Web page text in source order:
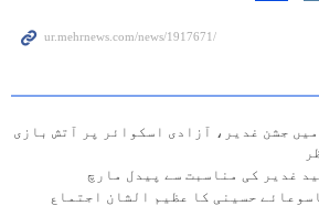
جشن غدیر، آزادی اسکوائر پر آتش بازی
غدیر کی مناسبت سے پیدل مارچ
حسینی کا عظیم الشان اجتماع